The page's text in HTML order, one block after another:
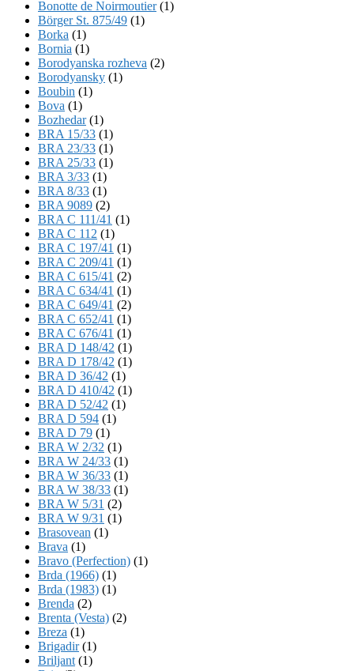
Bonotte de Noirmoutier(1)
Börger St. 875/49 (1)
Borka (1)
Bornia (1)
Borodyanska rozheva (2)
Borodyansky (1)
Boubin (1)
Bova (1)
Bozhedar(1)
BRA 15/33 (1)
BRA 23/33 (1)
BRA 25/33 (1)
BRA 3/33 (1)
BRA 8/33 (1)
BRA 9089 (2)
BRA C 111/41 (1)
BRA C 112 (1)
BRA C 197/41 (1)
BRA C 209/41 (1)
BRA C 615/41 (2)
BRA C 634/41 (1)
BRA C 649/41 (2)
BRA C 652/41 (1)
BRA C 676/41 (1)
BRA D 148/42 (1)
BRA D 178/42 (1)
BRA D 36/42 (1)
BRA D 410/42 (1)
BRA D 52/42 (1)
BRA D 594 (1)
BRA D 79 (1)
BRA W 2/32 (1)
BRA W 24/33 (1)
BRA W 36/33 (1)
BRA W 38/33 (1)
BRA W 5/31 (2)
BRA W 9/31 (1)
Brasovean (1)
Brava (1)
Bravo (Perfection) (1)
Brda (1966) (1)
Brda (1983) (1)
Brenda (2)
Brenta (Vesta) (2)
Breza (1)
Brigadir(1)
Briljant (1)